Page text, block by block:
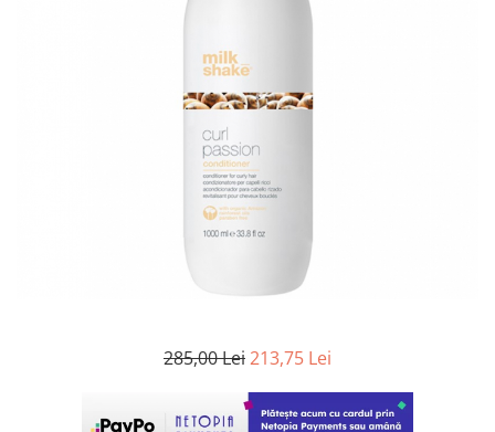
285,00 Lei213,75 Lei